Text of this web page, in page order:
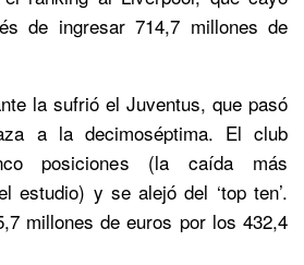
de ingresar 714,7 millones de
la sufrió el Juventus, que pasó
a la decimoséptima. El club
posiciones (la caída más
estudio) y se alejó del ‘top ten’.
millones de euros por los 432,4